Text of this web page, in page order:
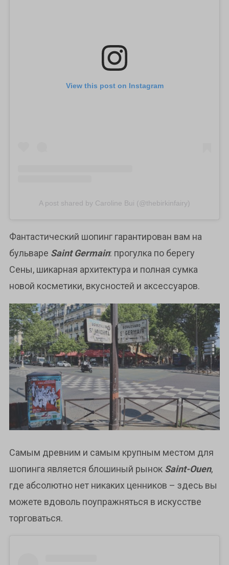
View this post on Instagram
A post shared by Caroline Bui (@thebirkinfairy)
Фантастический шопинг гарантирован вам на
бульваре Saint Germain: прогулка по берегу
Сены, шикарная архитектура и полная сумка
новой косметики, вкусностей и аксессуаров.
Самым древним и самым крупным местом для
шопинга является блошиный рынок Saint-Ouen,
где абсолютно нет никаких ценников – здесь вы
можете вдоволь поупражняться в искусстве
торговаться.